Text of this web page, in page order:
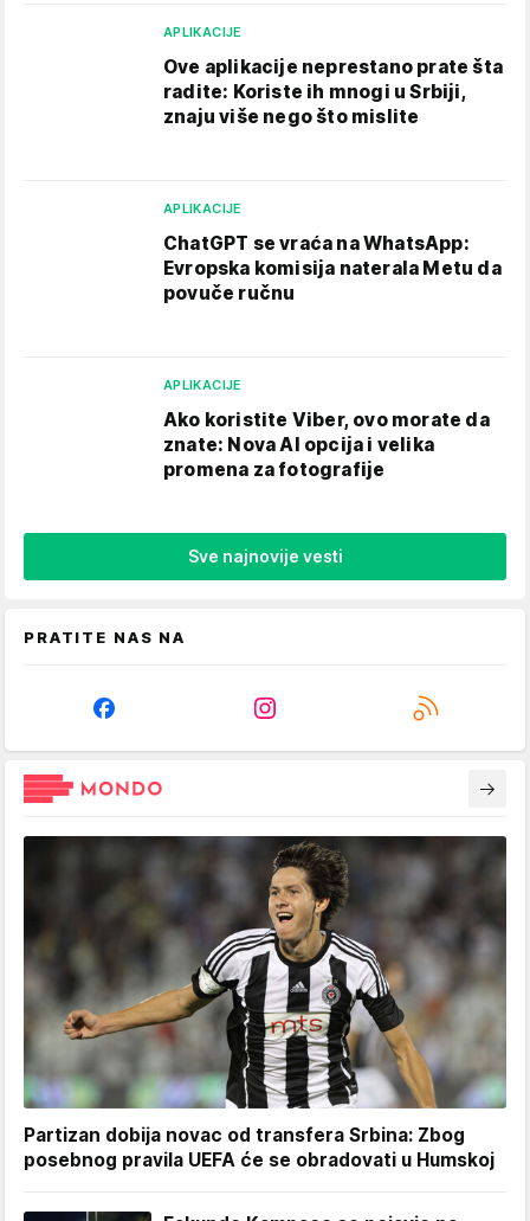
APLIKACIJE
Ove aplikacije neprestano prate šta
radite: Koriste ih mnogi u Srbiji,
znaju više nego što mislite
APLIKACIJE
ChatGPT se vraća na WhatsApp:
Evropska komisija naterala Metu da
povuče ručnu
APLIKACIJE
Ako koristite Viber, ovo morate da
znate: Nova AI opcija i velika
promena za fotografije
Sve najnovije vesti
PRATITE NAS NA
Partizan dobija novac od transfera Srbina: Zbog
posebnog pravila UEFA će se obradovati u Humskoj